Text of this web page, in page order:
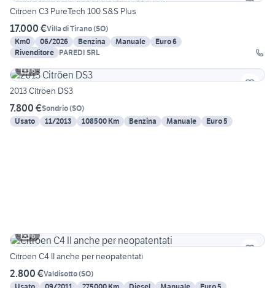
Citroen C3 PureTech 100 S&S Plus
17.000 €Villa di Tirano(SO)
Km0
06/2026 Benzina Manuale
Euro 6
Rivenditore PAREDI SRL
6
2013 Citröen DS3
7.800 €Sondrio(SO)
Usato
11/2013 108500 Km Benzina Manuale Euro 5
6
Citroen C4 II anche per neopatentati
2.800 €Valdisotto(SO)